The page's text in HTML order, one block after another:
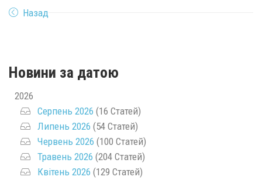
Назад
Новини за датою
2026
Серпень 2026 (16 Статей)
Липень 2026 (54 Статей)
Червень 2026 (100 Статей)
Травень 2026 (204 Статей)
Квітень 2026 (129 Статей)